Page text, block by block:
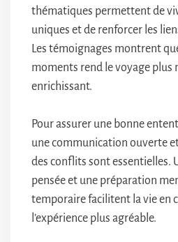
thématiques permettent de
uniques et de renforcer les
Les témoignages montrent
moments rend le voyage plus
enrichissant.
Pour assurer une bonne
une communication ouverte
des conflits sont essentielles.
pensée et une préparation
temporaire facilitent la vie en
l’expérience plus agréable.